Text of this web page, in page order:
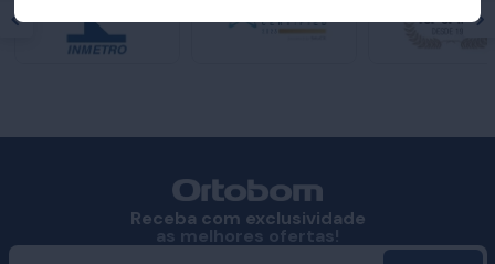
Receba com exclusividade
as melhores ofertas!